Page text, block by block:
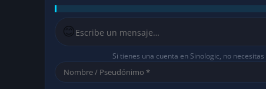
😊
Si tienes una cuenta en Sinologic, no